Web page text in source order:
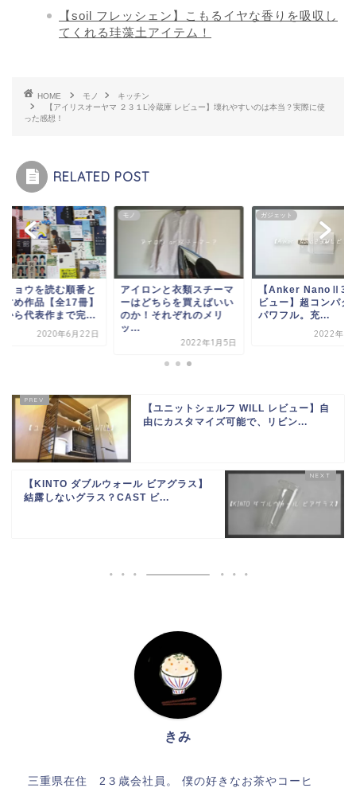
【soil フレッシェン】こもるイヤな香りを吸収し
てくれる珪藻土アイテム！
HOME モノ
キッチン
【アイリスオーヤマ ２３１L冷蔵庫 レビュー】壊れやすいのは本当？実際に使
った感想！
RELATED POST
リョウを読む順番と
すめ作品【全17冊】
から代表作まで完...
2020年6月22日
モノ
アイロンと衣類スチーマ
ーはどちらを買えばいい
のか！それぞれのメリ
ッ...
2022年1月5日
ガジェット
【Anker
ビュー】超コンパク
パワフル。充...
2022年5
【ユニットシェルフ WILL レビュー】自
由にカスタマイズ可能で、リビン...
【KINTO ダブルウォール ビアグラス】
結露しないグラス？CAST ビ...
きみ
三重県在住 2３歳会社員。 僕の好きなお茶やコーヒ